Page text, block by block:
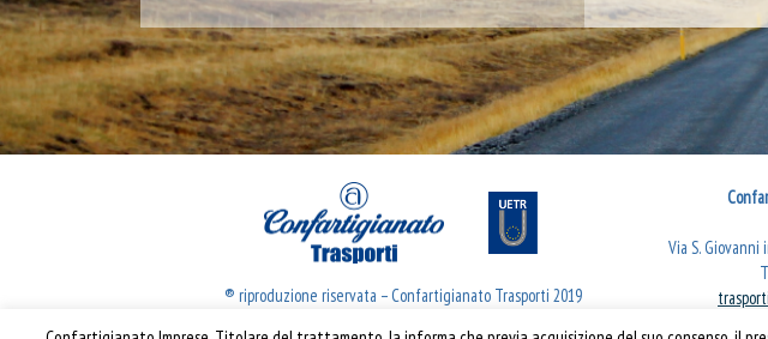
® riproduzione riservata – Confartigianato Trasporti 2019
Via S. Giovanni